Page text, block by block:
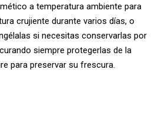
a temperatura ambiente para
crujiente durante varios días, o
si necesitas conservarlas por
siempre protegerlas de la
para preservar su frescura.